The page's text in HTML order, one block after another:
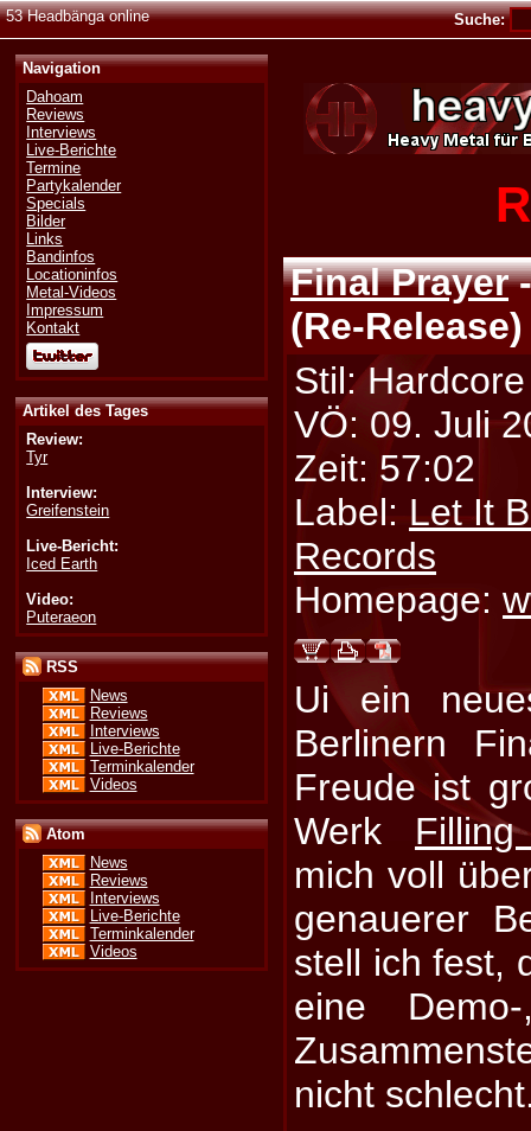
53 Headbänga online Suche:
Navigation
Dahoam
Reviews
Interviews
Live-Berichte
Termine
Partykalender
Specials
Bilder
Links
Bandinfos
Locationinfos
Metal-Videos
Impressum
Kontakt
Artikel des Tages
Review:
Tyr
Interview:
Greifenstein
Live-Bericht:
Iced Earth
Video:
Puteraeon
RSS
News
Reviews
Interviews
Live-Berichte
Terminkalender
Videos
Atom
News
Reviews
Interviews
Live-Berichte
Terminkalender
Videos
Final Prayer-
(Re-Release)
Stil: Hardcore
VÖ: 09. Juli
Zeit: 57:02
Label: Let It
Records
Homepage:
Ui ein
Berlinern
Freude ist
Werk
mich voll
genauerer
stell ich fest,
eine
nicht